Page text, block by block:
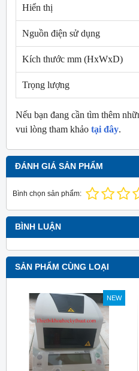
Hiển thị
Nguồn điện sử dụng
Kích thước mm (HxWxD)
Trọng lượng
Nếu bạn đang cần tìm thêm
vui lòng tham khảo tại đây.
ĐÁNH GIÁ SẢN PHẨM
Bình chọn sản phẩm:
BÌNH LUẬN
SẢN PHẨM CÙNG LOẠI
NEW